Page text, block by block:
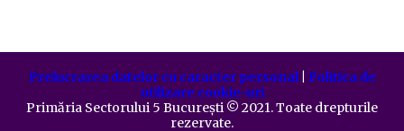
Prelucrarea datelor cu caracter personal| Politica de
utilizare cookie-uri
Primăria Sectorului 5 București ©️ 2021. Toate drepturile
rezervate.